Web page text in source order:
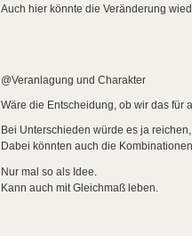
Auch hier könnte die Veränderung
@Veranlagung und Charakter
Wäre die Entscheidung, ob wir das für
Bei Unterschieden würde es ja
Dabei könnten auch die
Nur mal so als Idee.
Kann auch mit Gleichmaß leben.